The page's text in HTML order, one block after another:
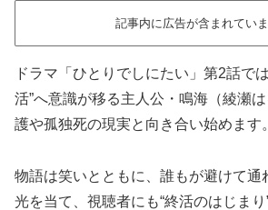
記事内に広告が含まれていま
ドラマ「ひとりでしにたい」第2話では
活”へ意識が移る主人公・鳴海（綾瀬
護や孤独死の現実と向き合い始めます。
物語は笑いとともに、誰もが避けて通
光を当て、視聴者にも“終活のはじま